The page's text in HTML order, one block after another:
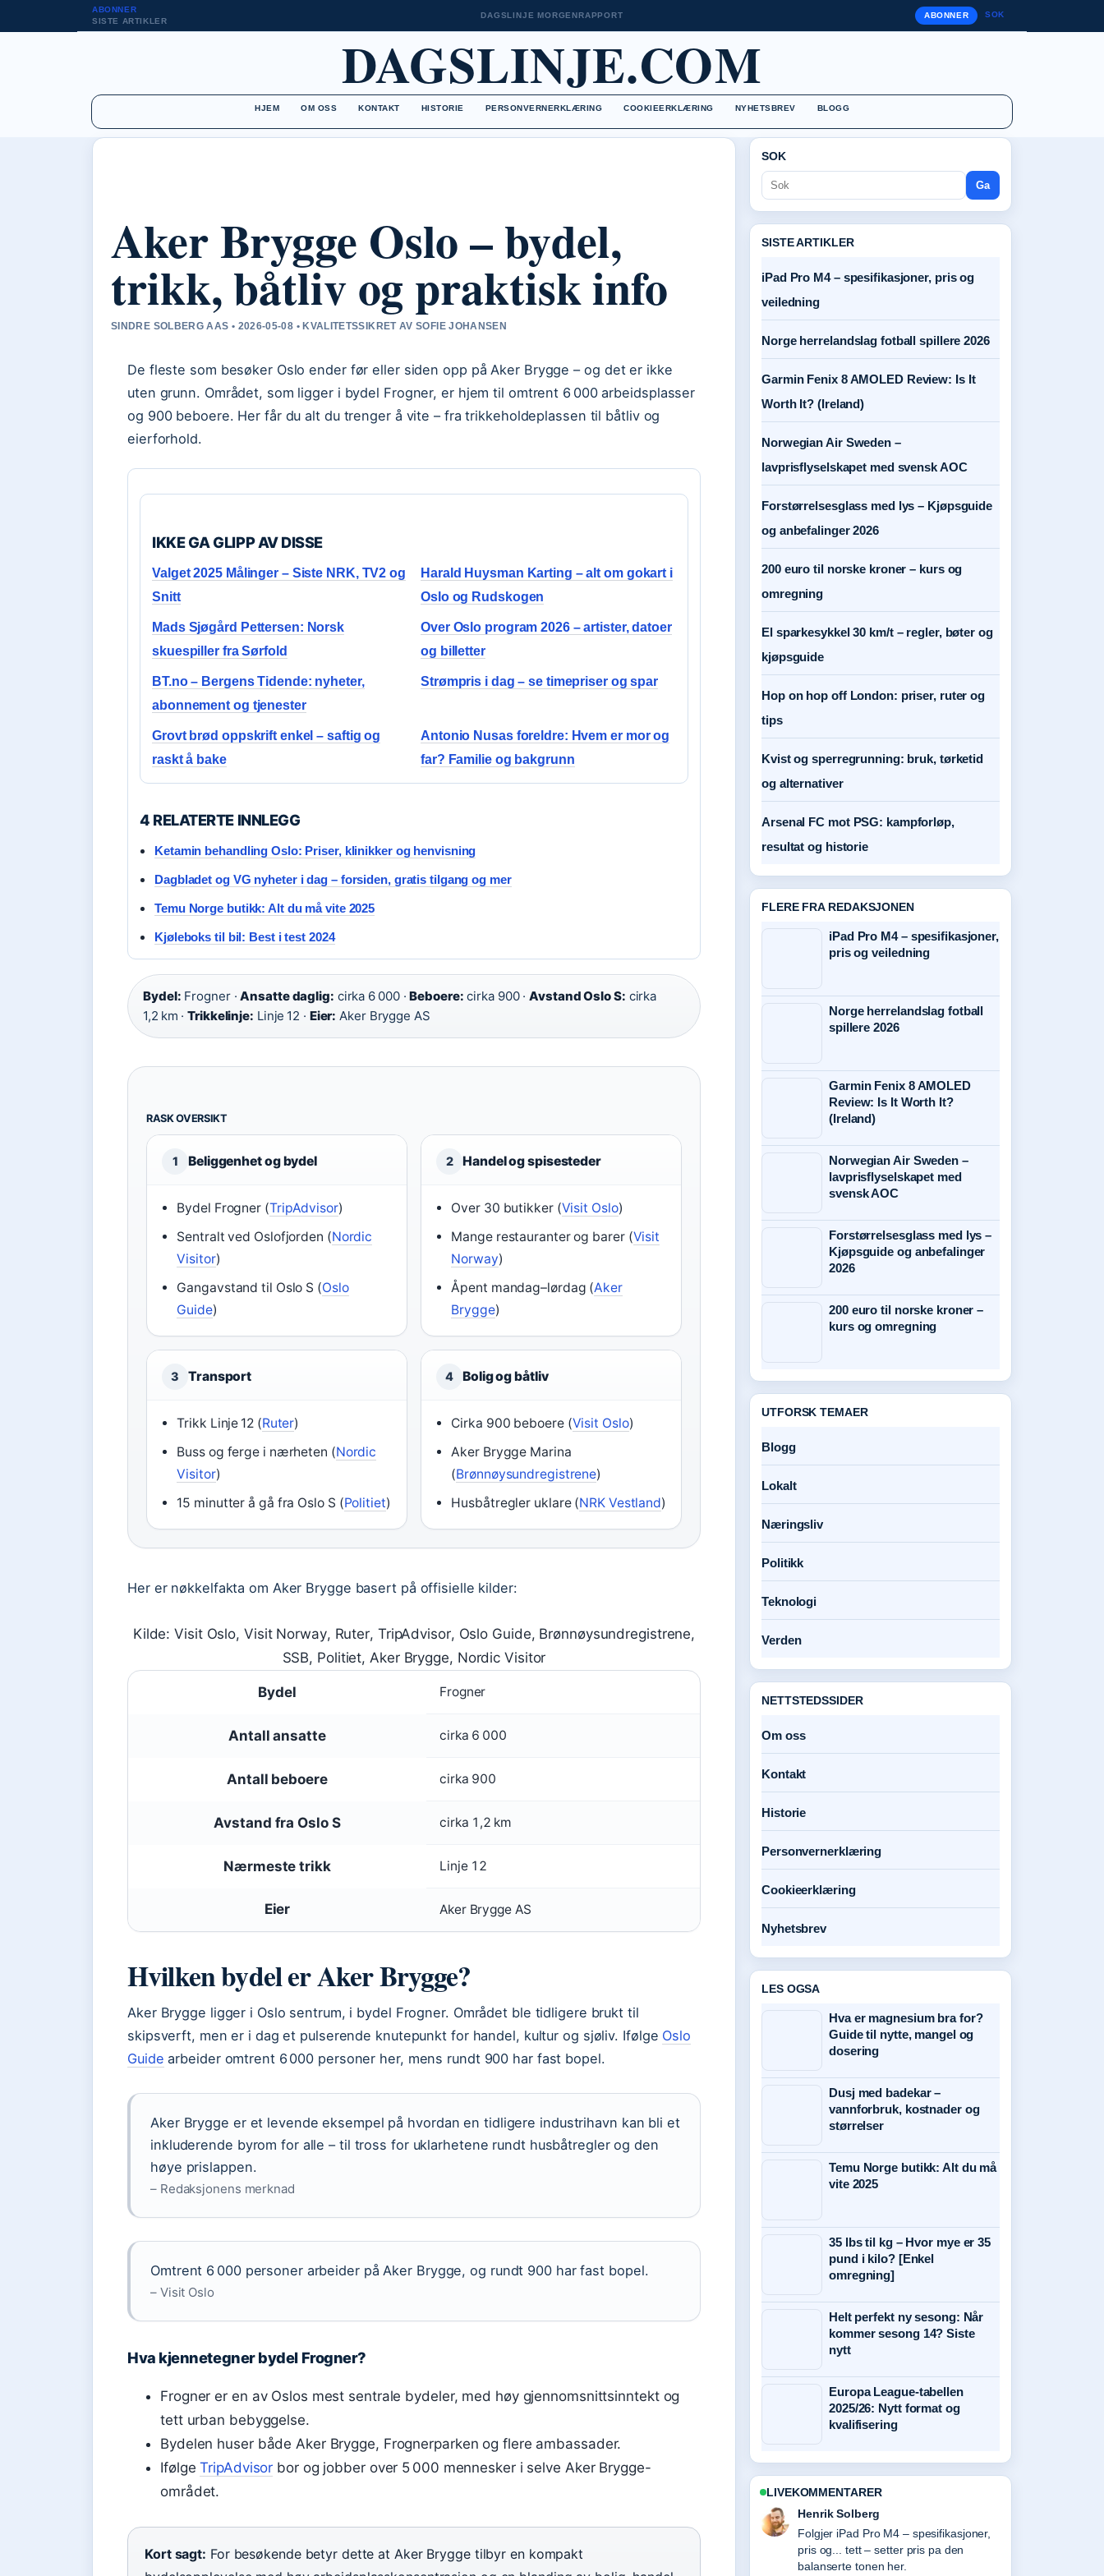
ABONNER
SISTE ARTIKLER
DAGSLINJE MORGENRAPPORT ABONNER SOK
DAGSLINJE.COM
HJEM OM OSS KONTAKT HISTORIE PERSONVERNERKLÆRING COOKIEERKLÆRING NYHETSBREV BLOGG
Aker Brygge Oslo – bydel,
trikk, båtliv og praktisk info
SINDRE SOLBERG AAS • 2026-05-08 • KVALITETSSIKRET AV SOFIE JOHANSEN
De fleste som besøker Oslo ender før eller siden opp på Aker Brygge – og det er ikke
uten grunn. Området, som ligger i bydel Frogner, er hjem til omtrent 6 000 arbeidsplasser
og 900 beboere. Her får du alt du trenger å vite – fra trikkeholdeplassen til båtliv og
eierforhold.
IKKE GA GLIPP AV DISSE
Valget 2025 Målinger – Siste NRK, TV2 og
Snitt
Harald Huysman Karting – alt om gokart i
Oslo og Rudskogen
Mads Sjøgård Pettersen: Norsk
skuespiller fra Sørfold
Over Oslo program 2026 – artister, datoer
og billetter
BT.no – Bergens Tidende: nyheter,
abonnement og tjenester
Strømpris i dag – se timepriser og spar
Grovt brød oppskrift enkel – saftig og
raskt å bake
Antonio Nusas foreldre: Hvem er mor og
far? Familie og bakgrunn
4 RELATERTE INNLEGG
Ketamin behandling Oslo: Priser, klinikker og henvisning
Dagbladet og VG nyheter i dag – forsiden, gratis tilgang og mer
Temu Norge butikk: Alt du må vite 2025
Kjøleboks til bil: Best i test 2024
Bydel: Frogner ·Ansatte daglig: cirka 6 000 ·Beboere: cirka 900 ·Avstand Oslo S: cirka
1,2 km ·Trikkelinje: Linje 12 · Eier: Aker Brygge AS
RASK OVERSIKT
1 Beliggenhet og bydel
Bydel Frogner (TripAdvisor)
Sentralt ved Oslofjorden (Nordic
Visitor)
Gangavstand til Oslo S (Oslo
Guide)
2 Handel og spisesteder
Over 30 butikker (Visit Oslo)
Mange restauranter og barer (Visit
Norway)
Åpent mandag–lørdag (Aker
Brygge)
3 Transport
Trikk Linje 12 (Ruter)
Buss og ferge i nærheten (Nordic
Visitor)
15 minutter å gå fra Oslo S (Politiet)
4 Bolig og båtliv
Cirka 900 beboere (Visit Oslo)
Aker Brygge Marina
(Brønnøysundregistrene)
Husbåtregler uklare (NRK Vestland)
Her er nøkkelfakta om Aker Brygge basert på offisielle kilder:
Kilde: Visit Oslo, Visit Norway, Ruter, TripAdvisor, Oslo Guide, Brønnøysundregistrene,
SSB, Politiet, Aker Brygge, Nordic Visitor
Bydel Frogner
Antall ansatte cirka 6 000
Antall beboere cirka 900
Avstand fra Oslo S cirka 1,2 km
Nærmeste trikk Linje 12
Eier Aker Brygge AS
Hvilken bydel er Aker Brygge?
Aker Brygge ligger i Oslo sentrum, i bydel Frogner. Området ble tidligere brukt til
skipsverft, men er i dag et pulserende knutepunkt for handel, kultur og sjøliv. Ifølge Oslo
Guide arbeider omtrent 6 000 personer her, mens rundt 900 har fast bopel.
Aker Brygge er et levende eksempel på hvordan en tidligere industrihavn kan bli et
inkluderende byrom for alle – til tross for uklarhetene rundt husbåtregler og den
høye prislappen.
– Redaksjonens merknad
Omtrent 6 000 personer arbeider på Aker Brygge, og rundt 900 har fast bopel.
– Visit Oslo
Hva kjennetegner bydel Frogner?
Frogner er en av Oslos mest sentrale bydeler, med høy gjennomsnittsinntekt og
tett urban bebyggelse.
Bydelen huser både Aker Brygge, Frognerparken og flere ambassader.
IfølgeTripAdvisor bor og jobber over 5 000 mennesker i selve Aker Brygge-
området.
Kort sagt: For besøkende betyr dette at Aker Brygge tilbyr en kompakt
SOK
Ga
SISTE ARTIKLER
iPad Pro M4 – spesifikasjoner, pris og
veiledning
Norge herrelandslag fotball spillere 2026
Garmin Fenix 8 AMOLED Review: Is It
Worth It? (Ireland)
Norwegian Air Sweden –
lavprisflyselskapet med svensk AOC
Forstørrelsesglass med lys – Kjøpsguide
og anbefalinger 2026
200 euro til norske kroner – kurs og
omregning
El sparkesykkel 30 km/t – regler, bøter og
kjøpsguide
Hop on hop off London: priser, ruter og
tips
Kvist og sperregrunning: bruk, tørketid
og alternativer
Arsenal FC mot PSG: kampforløp,
resultat og historie
FLERE FRA REDAKSJONEN
iPad Pro M4 – spesifikasjoner,
pris og veiledning
Norge herrelandslag fotball
spillere 2026
Garmin Fenix 8 AMOLED
Review: Is It Worth It?
(Ireland)
Norwegian Air Sweden –
lavprisflyselskapet med
svensk AOC
Forstørrelsesglass med lys –
Kjøpsguide og anbefalinger
2026
200 euro til norske kroner –
kurs og omregning
UTFORSK TEMAER
Blogg
Lokalt
Næringsliv
Politikk
Teknologi
Verden
NETTSTEDSSIDER
Om oss
Kontakt
Historie
Personvernerklæring
Cookieerklæring
Nyhetsbrev
LES OGSA
Hva er magnesium bra for?
Guide til nytte, mangel og
dosering
Dusj med badekar –
vannforbruk, kostnader og
størrelser
Temu Norge butikk: Alt du må
vite 2025
35 lbs til kg – Hvor mye er 35
pund i kilo? [Enkel
omregning]
Helt perfekt ny sesong: Når
kommer sesong 14? Siste
nytt
Europa League-tabellen
2025/26: Nytt format og
kvalifisering
LIVEKOMMENTARER
Nora Berg
Nyttig kontekst rundt Norge
herrelandslag fotball spillere 2026. Hold
gjerne denne livestrengen oppdatert.